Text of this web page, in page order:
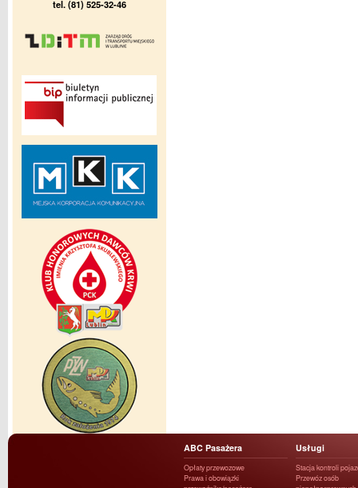
tel. (81) 525-32-46
ABC Pasażera
Opłaty przewozowe
Prawa i obowiązki
Usługi
Stacja kontroli
Przewóz osób